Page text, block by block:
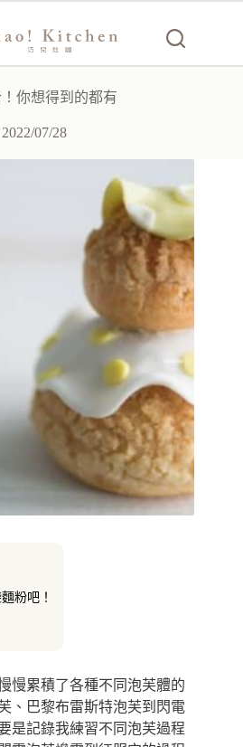
你想得到的都有
2022/07/28
粉吧！
慢累積了各種不同泡芙體的
、巴黎布雷斯特泡芙到閃電
是記錄我練習不同泡芙過程